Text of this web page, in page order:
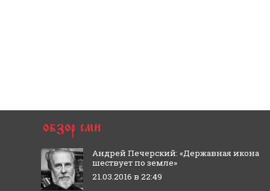
Андрей Печерский: «Державная икона
шествует по земле»
21.03.2016 в 22:49